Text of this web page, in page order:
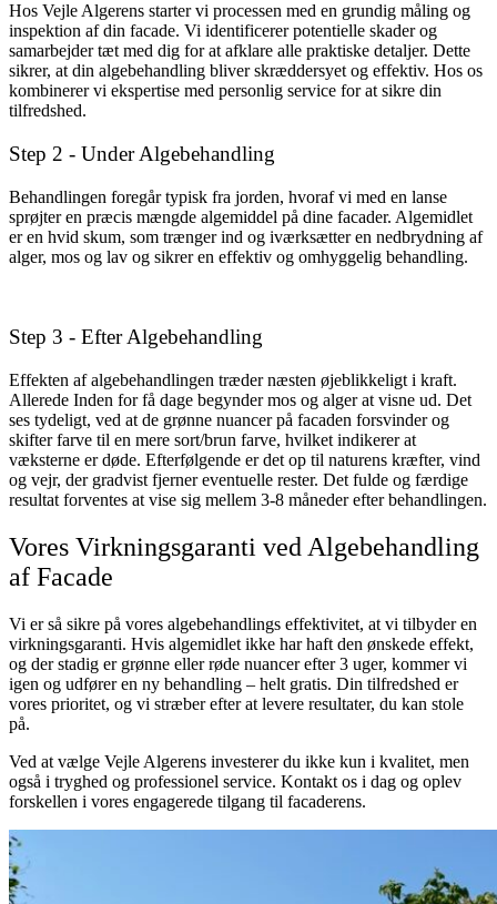
Hos Vejle Algerens starter vi processen med en grundig måling og
inspektion af din facade. Vi identificerer potentielle skader og
samarbejder tæt med dig for at afklare alle praktiske detaljer. Dette
sikrer, at din algebehandling bliver skræddersyet og effektiv. Hos os
kombinerer vi ekspertise med personlig service for at sikre din
tilfredshed.
Step 2 - Under Algebehandling
Behandlingen foregår typisk fra jorden, hvoraf vi med en lanse
sprøjter en præcis mængde algemiddel på dine facader. Algemidlet
er en hvid skum, som trænger ind og iværksætter en nedbrydning af
alger, mos og lav og sikrer en effektiv og omhyggelig behandling.
Step 3 - Efter Algebehandling
Effekten af algebehandlingen træder næsten øjeblikkeligt i kraft.
Allerede Inden for få dage begynder mos og alger at visne ud. Det
ses tydeligt, ved at de grønne nuancer på facaden forsvinder og
skifter farve til en mere sort/brun farve, hvilket indikerer at
væksterne er døde. Efterfølgende er det op til naturens kræfter, vind
og vejr, der gradvist fjerner eventuelle rester. Det fulde og færdige
resultat forventes at vise sig mellem 3-8 måneder efter behandlingen.
Vores Virkningsgaranti ved Algebehandling
af Facade
Vi er så sikre på vores algebehandlings effektivitet, at vi tilbyder en
virkningsgaranti. Hvis algemidlet ikke har haft den ønskede effekt,
og der stadig er grønne eller røde nuancer efter 3 uger, kommer vi
igen og udfører en ny behandling – helt gratis. Din tilfredshed er
vores prioritet, og vi stræber efter at levere resultater, du kan stole
på.
Ved at vælge Vejle Algerens investerer du ikke kun i kvalitet, men
også i tryghed og professionel service. Kontakt os i dag og oplev
forskellen i vores engagerede tilgang til facaderens.